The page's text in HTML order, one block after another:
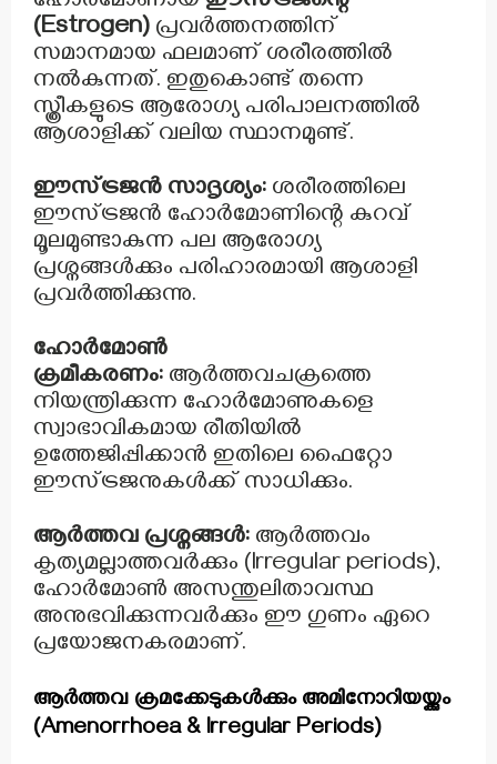
(Estrogen) പ്രവർത്തനത്തിന്
സമാനമായ ഫലമാണ് ശരീരത്തിൽ
നൽകുന്നത്. ഇതുകൊണ്ട് തന്നെ
സ്ത്രീകളുടെ ആരോഗ്യ പരിപാലനത്തിൽ
ആശാളിക്ക് വലിയ സ്ഥാനമുണ്ട്.
ഈസ്ട്രജൻ സാദൃശ്യം: ശരീരത്തിലെ
ഈസ്ട്രജൻ ഹോർമോണിന്റെ കുറവ്
മൂലമുണ്ടാകുന്ന പല ആരോഗ്യ
പ്രശ്നങ്ങൾക്കും പരിഹാരമായി ആശാളി
പ്രവർത്തിക്കുന്നു.
ഹോർമോൺ
ക്രമീകരണം: ആർത്തവചക്രത്തെ
നിയന്ത്രിക്കുന്ന ഹോർമോണുകളെ
സ്വാഭാവികമായ രീതിയിൽ
ഉത്തേജിപ്പിക്കാൻ ഇതിലെ ഫൈറ്റോ
ഈസ്ട്രജനുകൾക്ക് സാധിക്കും.
ആർത്തവ പ്രശ്നങ്ങൾ: ആർത്തവം
കൃത്യമല്ലാത്തവർക്കും (Irregular periods),
ഹോർമോൺ അസന്തുലിതാവസ്ഥ
അനുഭവിക്കുന്നവർക്കും ഈ ഗുണം ഏറെ
പ്രയോജനകരമാണ്.
ആർത്തവ ക്രമക്കേടുകൾക്കും അമിനോറിയയ്ക്കും
(Amenorrhoea & Irregular Periods)